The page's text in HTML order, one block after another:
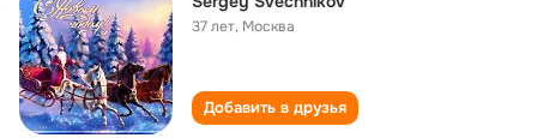
37 лет, Москва
Добавить в друзья